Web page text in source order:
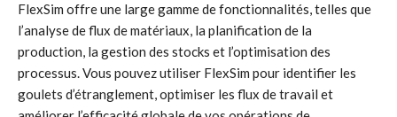
FlexSim offre une large gamme de fonctionnalités, telles que
l’analyse de flux de matériaux, la planification de la
production, la gestion des stocks et l’optimisation des
processus. Vous pouvez utiliser FlexSim pour identifier les
goulets d’étranglement, optimiser les flux de travail et